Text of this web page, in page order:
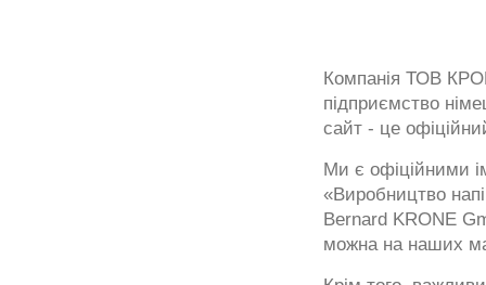
Компанія ТОВ
підприємство
сайт - це
Ми є офіційними
«Виробництво
Bernard KRONE
можна на наших